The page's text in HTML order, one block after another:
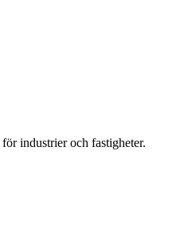
industrier och fastigheter.